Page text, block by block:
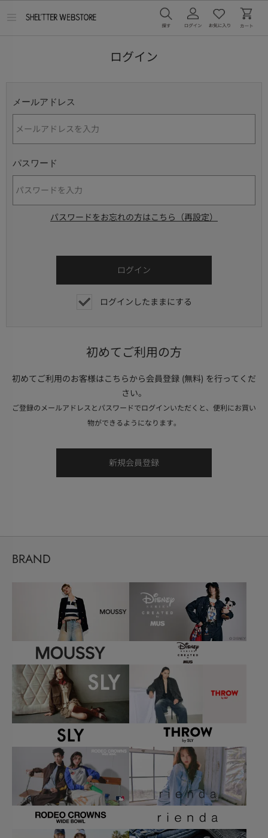
ログイン
メールアドレス
パスワード
パスワードをお忘れの方はこちら（再設定）
ログインしたままにする
初めてご利用の方
初めてご利用のお客様はこちらから会員登録 (無料) を行ってくだ
さい。
ご登録のメールアドレスとパスワードでログインいただくと、便利にお買い
物ができるようになります。
BRAND